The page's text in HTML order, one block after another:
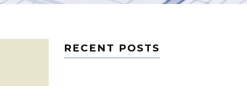
RECENT POSTS